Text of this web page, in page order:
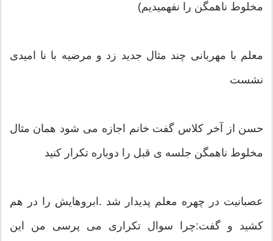
مخلوط ناهمگن را نفهمیدیم)
معلم با مهربانی چند مثال جدید زد و مرضیه با نا امیدی
نشست
حسن از آخر کلاس گفت خانم اجازه می شود همان مثال
مخلوط ناهمگن جلسه ی قبل را دوباره تکرار کنید
عصبانیت در چهره معلم پدیدار شد .ابروهایش را در هم
کشید و گفت:چرا سوال تکراری می پرسی من این